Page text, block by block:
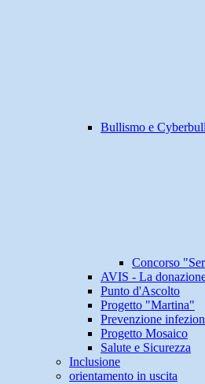
Bullismo e
Concorso
AVIS - La
Punto d'Ascolto
Progetto "Martina"
Prevenzione
Progetto Mosaico
Salute e Sicurezza
Inclusione
orientamento in uscita